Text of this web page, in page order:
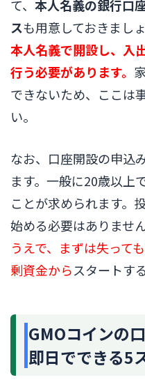
て、 本人名義の銀行口
スも用意しておきましょ
本人名義で開設し、入
行う必要があります。
できないため、ここは
い。
なお、口座開設の申込
ます。一般に20歳以上
ことが求められます。
始める必要はありません
うえで、まずは失って
剰資金からスタートす
GMOコインの
即日でできる5